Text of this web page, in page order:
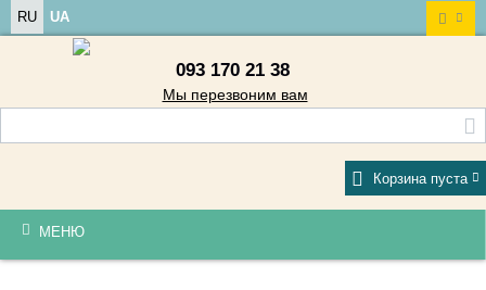
RU UA
093 170 21 38
Мы перезвоним вам
Корзина пуста
МЕНЮ